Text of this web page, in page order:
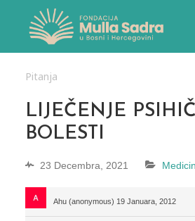
Pitanja
LIJEČENJE
BOLESTI
23 Decembra, 2021
Ahu (anonymous) 19 Januara, 2012